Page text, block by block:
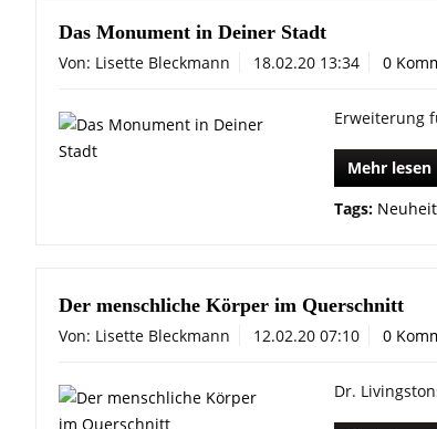
Das Monument in Deiner Stadt
Von: Lisette Bleckmann 18.02.20 13:34 0
Erweiterung
Mehr lesen
Tags: Neuheit
Der menschliche Körper im Querschnitt
Von: Lisette Bleckmann 12.02.20 07:10 0
Dr.